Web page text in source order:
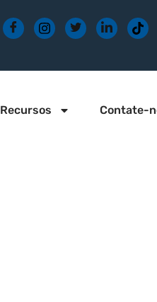
Recursos Contate-